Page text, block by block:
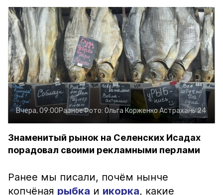
Вчера, 09:00РазноеФото: Ольга КорженкоАстрахань 24
Знаменитый рынок на Селенских Исадах
порадовал своими рекламными перлами
Ранее мы писали, почём нынче
копчёная рыбка и икорка, какие